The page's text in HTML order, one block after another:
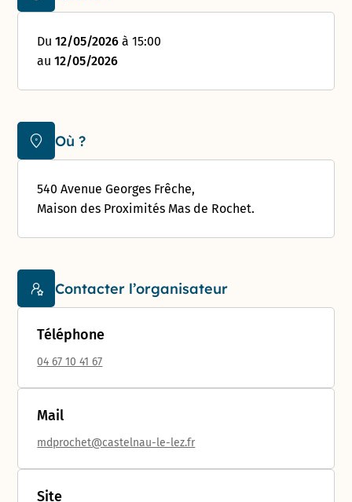
Du12/05/2026 à 15:00
au12/05/2026
Où ?
540 Avenue Georges Frêche,
Maison des Proximités Mas de Rochet.
Contacter l’organisateur
Téléphone
04 67 10 41 67
Mail
mdprochet@castelnau-le-lez.fr
Site